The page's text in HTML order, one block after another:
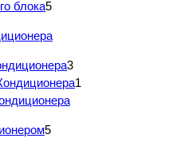
блока5
3
1
5